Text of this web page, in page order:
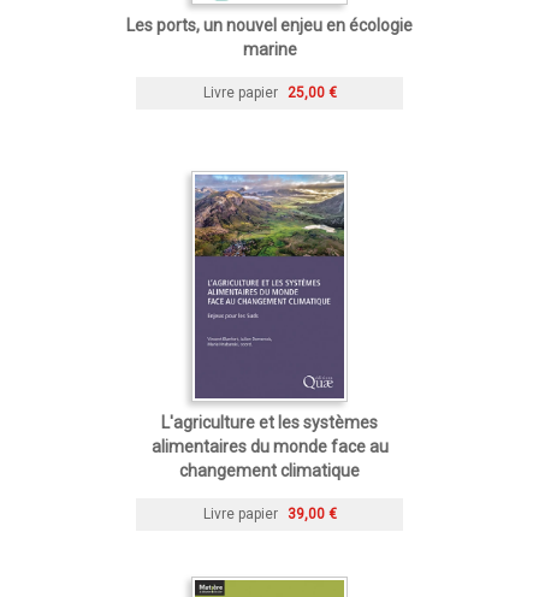
Les ports, un nouvel enjeu en écologie
marine
Livre papier 25,00 €
L'agriculture et les systèmes
alimentaires du monde face au
changement climatique
Livre papier 39,00 €